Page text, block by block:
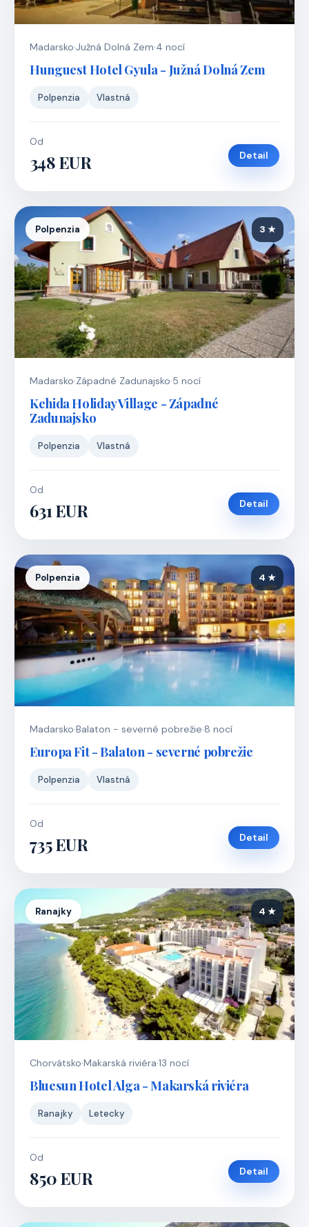
Madarsko·Južná Dolná Zem·4 nocí
Hunguest Hotel Gyula - Južná Dolná Zem
Polpenzia Vlastná
Od
348 EUR Detail
Polpenzia 3 ★
Madarsko·Západné Zadunajsko·5 nocí
Kehida Holiday Village - Západné
Zadunajsko
Polpenzia Vlastná
Od
631 EUR Detail
Polpenzia 4 ★
Madarsko·Balaton - severné pobrežie·8 nocí
Europa Fit - Balaton - severné pobrežie
Polpenzia Vlastná
Od
735 EUR Detail
Ranajky 4 ★
Chorvátsko·Makarská riviéra·13 nocí
Bluesun Hotel Alga - Makarská riviéra
Ranajky Letecky
Od
850 EUR Detail